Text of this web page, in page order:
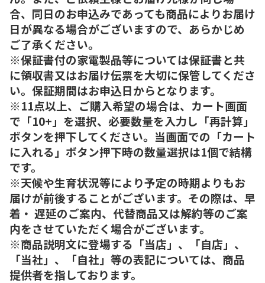
合、同日のお申込みであっても商品によりお届け
日が異なる場合がございますので、あらかじめ
ご了承ください。
※保証書付の家電製品等については保証書と共
に領収書又はお届け伝票を大切に保管してくださ
い。保証期間はお申込日からとなります。
※11点以上、ご購入希望の場合は、カート画面
で「10+」を選択、必要数量を入力し「再計算」
ボタンを押下してください。当画面での「カート
に入れる」ボタン押下時の数量選択は1個で結構
です。
※天候や生育状況等により予定の時期よりもお
届けが前後することがございます。その際は、早
着・ 遅延のご案内、代替商品又は解約等のご案
内をさせていただく場合がございます。
※商品説明文に登場する「当店」、「自店」、
「当社」、「自社」等の表記については、商品
提供者を指しております。